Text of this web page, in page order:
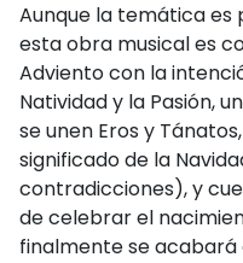
Aunque la temática es
esta obra musical es
Adviento con la
Natividad y la Pasión,
se unen Eros y
significado de la
contradicciones), y
de celebrar el
finalmente se